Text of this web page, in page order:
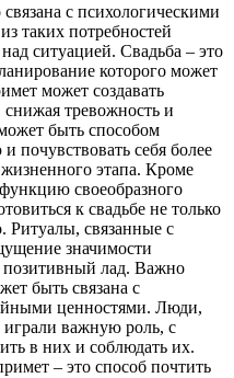
с психологическими
таких потребностей
ситуацией. Свадьба – это
которого может
может создавать
тревожность и
быть способом
почувствовать себя более
этапа. Кроме
своеобразного
к свадьбе не только
Ритуалы, связанные с
значимости
позитивный лад. Важно
быть связана с
ценностями. Люди,
важную роль, с
в них и соблюдать их.
– это способ почтить